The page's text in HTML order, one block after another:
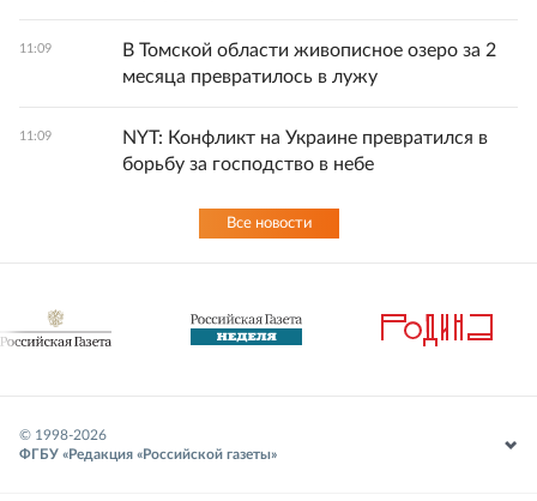
11:09
В Томской области живописное озеро за 2
месяца превратилось в лужу
11:09
NYT: Конфликт на Украине превратился в
борьбу за господство в небе
Все новости
© 1998-2026
ФГБУ «Редакция «Российской газеты»